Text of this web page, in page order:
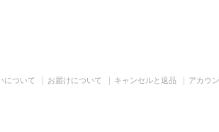
について お届けについて キャンセルと返品 アカウ